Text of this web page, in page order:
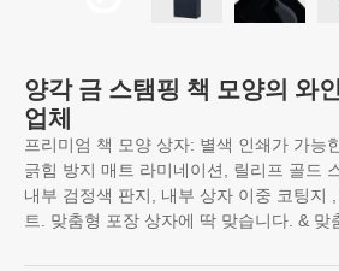
양각 금 스탬핑 책 모양의 와
업체
프리미엄 책 모양 상자: 별색 인쇄가 가능
긁힘 방지 매트 라미네이션, 릴리프 골드
내부 검정색 판지, 내부 상자 이중 코팅지
트. 맞춤형 포장 상자에 딱 맞습니다. & 맞